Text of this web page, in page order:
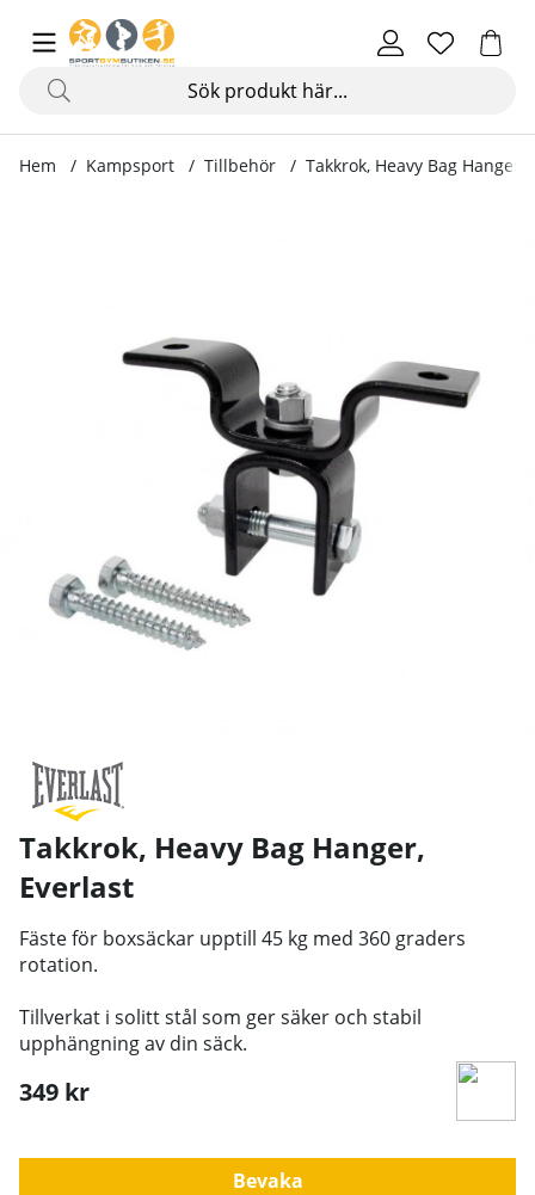
Hem Kampsport Tillbehör Takkrok, Heavy Bag Hanger
Takkrok, Heavy Bag Hanger,
Everlast
Fäste för boxsäckar upptill 45 kg med 360 graders
rotation.
Tillverkat i solitt stål som ger säker och stabil
upphängning av din säck.
349 kr
Bevaka